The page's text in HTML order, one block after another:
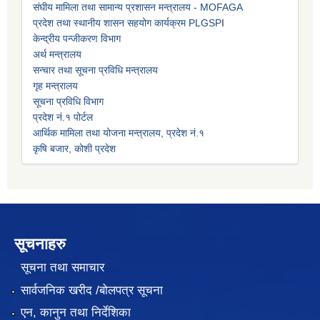
संघीय मामिला तथा सामान्य प्रशासन मन्त्रालय - MOFAGA
प्रदेश तथा स्थानीय शासन सहयोग कार्यक्रम PLGSPI
केन्द्रीय पन्जीकरण विभाग
अर्थ मन्त्रालय
सन्चार तथा सूचना प्रविधि मन्त्रालय
गृह मन्त्रालय
सूचना प्रविधि विभाग
प्रदेश नं.१ पोर्टल
आर्थिक मामिला तथा योजना मन्त्रालय, प्रदेश नं.१
कृषि बजार, कोशी प्रदेश
सूचनाहरु
सूचना तथा समाचार
सार्वजनिक खरीद /बोलपत्र सूचना
एन, कानुन तथा निर्देशिका